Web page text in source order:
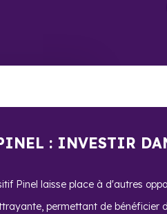
: INVESTIR
Pinel laisse place à d'autres
permettant de bénéficier